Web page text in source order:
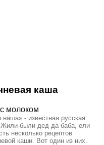
каша
молоком
- известная русская
были дед да баба, ели
несколько рецептов
каши. Вот один из них.